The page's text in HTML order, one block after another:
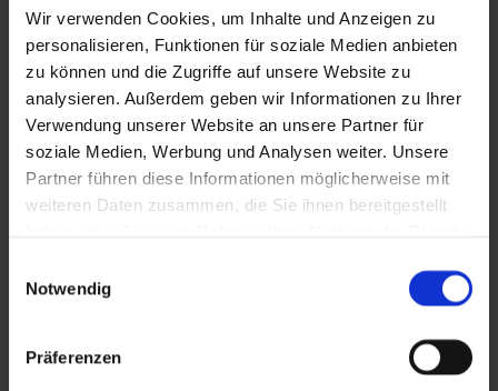
Wir verwenden Cookies, um Inhalte und Anzeigen zu
personalisieren, Funktionen für soziale Medien anbieten
zu können und die Zugriffe auf unsere Website zu
analysieren. Außerdem geben wir Informationen zu Ihrer
Verwendung unserer Website an unsere Partner für
soziale Medien, Werbung und Analysen weiter. Unsere
Partner führen diese Informationen möglicherweise mit
weiteren Daten zusammen, die Sie ihnen bereitgestellt
Notwendig
Präferenzen
Ihr Wunschtermin
Ihr Vorname und Nachname*
Ihre E-Mail-Adresse*
Ihre Telefonnnummer*
Ihr Anlass
* Pflichtfeld
erhoben und verarbeitet werden. Nach Abschluss der Bearbeitung
werden sie gelöscht. Die Einwilligung kann jederzeit für die
Senden